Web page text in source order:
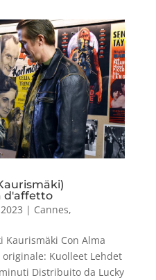
d'affetto
| Cannes,
Kaurismäki Con Alma
originale: Kuolleet Lehdet
Distribuito da Lucky